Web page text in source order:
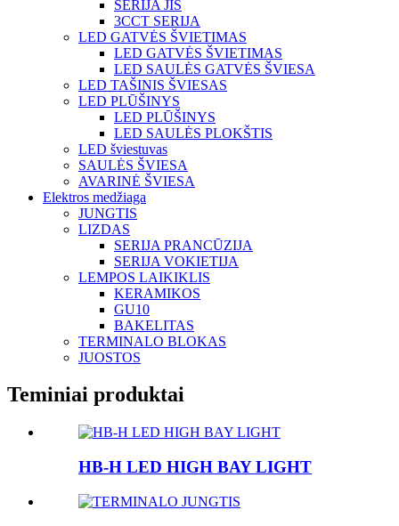
SERIJA JIS
3CCT SERIJA
LED GATVĖS ŠVIETIMAS
LED GATVĖS ŠVIETIMAS
LED SAULĖS GATVĖS ŠVIESA
LED TAŠINIS ŠVIESAS
LED PLŪŠINYS
LED PLŪŠINYS
LED SAULĖS PLOKŠTIS
LED šviestuvas
SAULĖS ŠVIESA
AVARINĖ ŠVIESA
Elektros medžiaga
JUNGTIS
LIZDAS
SERIJA PRANCŪZIJA
SERIJA VOKIETIJA
LEMPOS LAIKIKLIS
KERAMIKOS
GU10
BAKELITAS
TERMINALO BLOKAS
JUOSTOS
Teminiai produktai
HB-H LED HIGH BAY LIGHT